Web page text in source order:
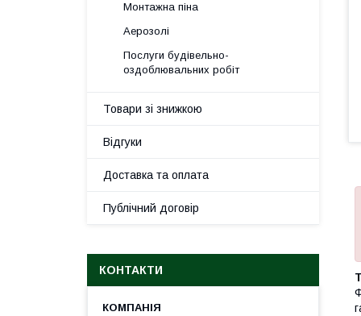
Монтажна піна
Аерозолі
Послуги будівельно-
оздоблювальних робіт
Товари зі знижкою
Відгуки
Доставка та оплата
Публічний договір
КОНТАКТИ